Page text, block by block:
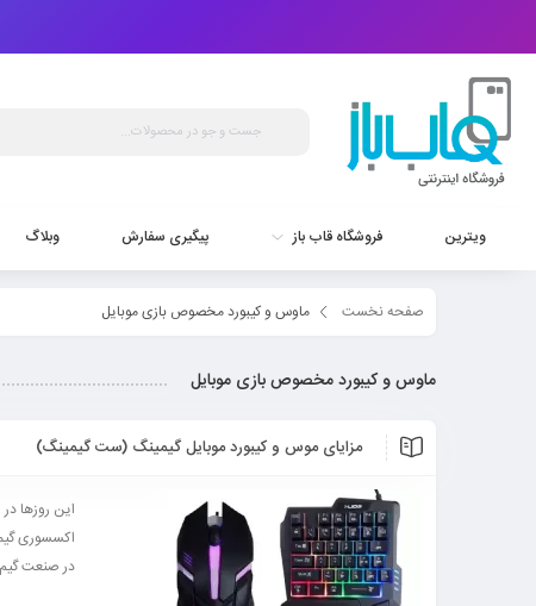
ویترین فروشگاه قاب باز پیگیری سفارش وبلاگ
صفحه نخست ماوس و کیبورد مخصوص بازی موبایل
ماوس و کیبورد مخصوص بازی موبایل
مزایای موس و کیبورد موبایل گیمینگ (ست گیمینگ)
این روزها
اکسسوری
در صنعت